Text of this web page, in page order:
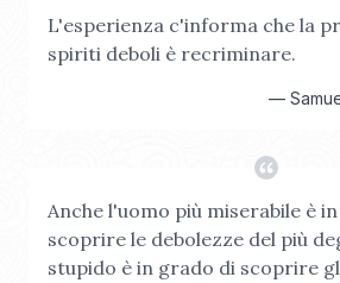
L'esperienza c'informa che la
spiriti deboli è recriminare.
—
Anche l'uomo più miserabile è
scoprire le debolezze del più
stupido è in grado di scoprire